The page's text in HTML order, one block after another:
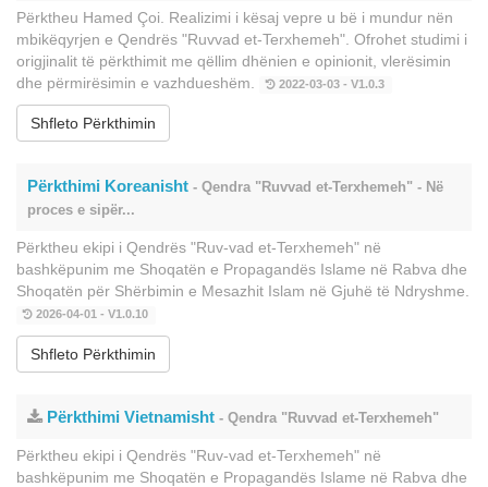
Përktheu Hamed Çoi. Realizimi i kësaj vepre u bë i mundur nën
mbikëqyrjen e Qendrës "Ruvvad et-Terxhemeh". Ofrohet studimi i
origjinalit të përkthimit me qëllim dhënien e opinionit, vlerësimin
dhe përmirësimin e vazhdueshëm.
2022-03-03 - V1.0.3
Shfleto Përkthimin
Përkthimi Koreanisht - Qendra "Ruvvad et-Terxhemeh" - Në
proces e sipër...
Përktheu ekipi i Qendrës "Ruv-vad et-Terxhemeh" në
bashkëpunim me Shoqatën e Propagandës Islame në Rabva dhe
Shoqatën për Shërbimin e Mesazhit Islam në Gjuhë të Ndryshme.
2026-04-01 - V1.0.10
Shfleto Përkthimin
Përkthimi Vietnamisht - Qendra "Ruvvad et-Terxhemeh"
Përktheu ekipi i Qendrës "Ruv-vad et-Terxhemeh" në
bashkëpunim me Shoqatën e Propagandës Islame në Rabva dhe